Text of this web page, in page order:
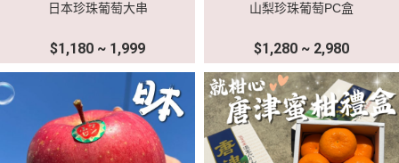
日本珍珠葡萄大串
$1,180 ~ 1,999
山梨珍珠葡萄PC盒
$1,280 ~ 2,980